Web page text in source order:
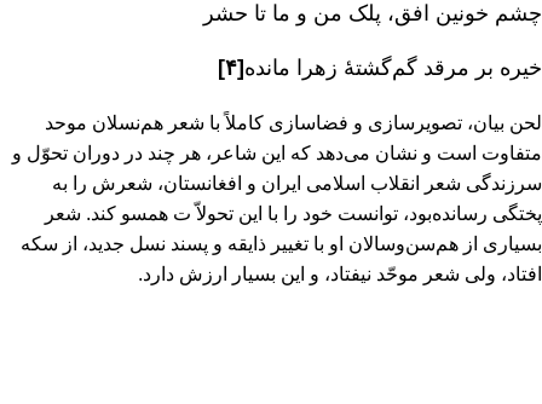
چشم خونین افق‌، پلک من و ما تا حشر
خیره بر مرقد گم‌گشتۀ زهرا مانده‌ [۴]
لحن بیان‌، تصویرسازی و فضاسازی کاملاً با شعر هم‌نسلان موحد
متفاوت است و نشان می‌دهد که این شاعر، هر چند در دوران تحوّل و
سرزندگی شعر انقلاب اسلامی ایران و افغانستان‌، شعرش را به
پختگی رسانده‌بود، توانست خود را با این تحولاّ ت همسو کند. شعر
بسیاری از هم‌سن‌وسالان او با تغییر ذایقه و پسند نسل جدید، از سکه
افتاد، ولی شعر موحّد نیفتاد، و این بسیار ارزش دارد.